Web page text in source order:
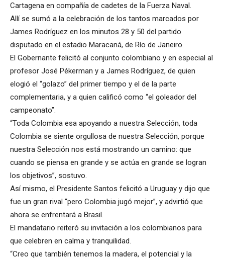
Cartagena en compañía de cadetes de la Fuerza Naval.
Allí se sumó a la celebración de los tantos marcados por
James Rodríguez en los minutos 28 y 50 del partido
disputado en el estadio Maracaná, de Río de Janeiro.
El Gobernante felicitó al conjunto colombiano y en especial al
profesor José Pékerman y a James Rodríguez, de quien
elogió el “golazo” del primer tiempo y el de la parte
complementaria, y a quien calificó como “el goleador del
campeonato”.
“Toda Colombia esa apoyando a nuestra Selección, toda
Colombia se siente orgullosa de nuestra Selección, porque
nuestra Selección nos está mostrando un camino: que
cuando se piensa en grande y se actúa en grande se logran
los objetivos”, sostuvo.
Así mismo, el Presidente Santos felicitó a Uruguay y dijo que
fue un gran rival “pero Colombia jugó mejor”, y advirtió que
ahora se enfrentará a Brasil.
El mandatario reiteró su invitación a los colombianos para
que celebren en calma y tranquilidad.
“Creo que también tenemos la madera, el potencial y la